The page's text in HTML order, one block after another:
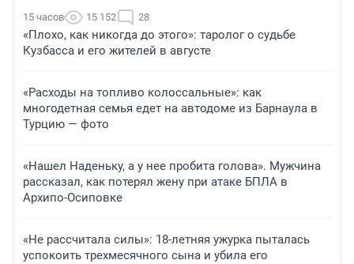
15 часов 15 152 28
«Плохо, как никогда до этого»: таролог о судьбе
Кузбасса и его жителей в августе
«Расходы на топливо колоссальные»: как
многодетная семья едет на автодоме из Барнаула в
Турцию — фото
«Нашел Наденьку, а у нее пробита голова». Мужчина
рассказал, как потерял жену при атаке БПЛА в
Архипо-Осиповке
«Не рассчитала силы»: 18-летняя ужурка пыталась
успокоить трехмесячного сына и убила его